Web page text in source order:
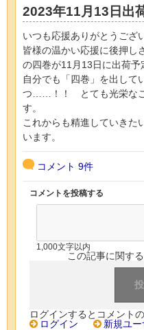
2023年11月13日出
いつも応援ありがとうござ
皆様の温かい応援に後押し
の四巻が11月13日に出荷予
自分でも「四巻」を出して
つ……！！ とても光栄なこ
す。
これからも精進していき
います。
コメント 9件
コメントを投稿する
1,000文字以内
この記事に関す
ログインするとコメント
ログイン
新規ユ